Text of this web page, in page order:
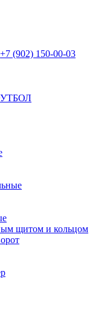
+7 (902) 150-00-03
щитом и кольцом